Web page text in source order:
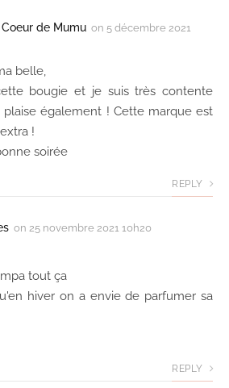
de Mumu on 5 décembre 2021
belle,
bougie et je suis très contente
également ! Cette marque est
!
soirée
REPLY
on 25 novembre 2021 10h20
tout ça
hiver on a envie de parfumer sa
REPLY